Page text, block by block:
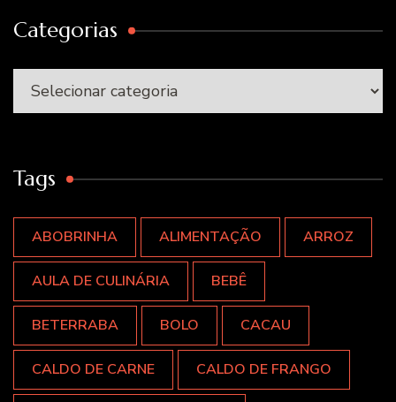
Categorias
Categorias
Tags
ABOBRINHA ALIMENTAÇÃO ARROZ
AULA DE CULINÁRIA BEBÊ
BETERRABA BOLO CACAU
CALDO DE CARNE CALDO DE FRANGO